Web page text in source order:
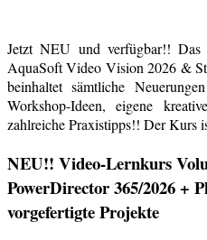
Jetzt NEU und verfügbar!!
AquaSoft Video Vision 2026 &
beinhaltet sämtliche
Workshop-Ideen, eigene
zahlreiche Praxistipps!! Der Kurs
NEU!! Video-Lernkurs
PowerDirector 365/2026 +
vorgefertigte Projekte